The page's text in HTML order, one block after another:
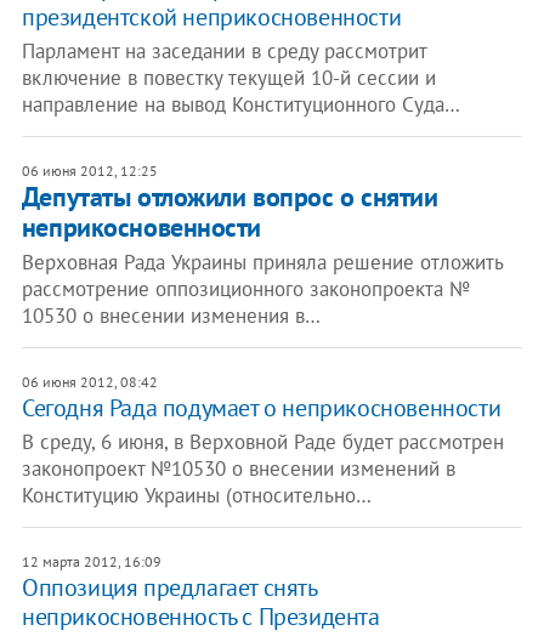
президентской неприкосновенности
Парламент на заседании в среду рассмотрит
включение в повестку текущей 10-й сессии и
направление на вывод Конституционного Суда…
06 июня 2012, 12:25
Депутаты отложили вопрос о снятии
неприкосновенности
Верховная Рада Украины приняла решение отложить
рассмотрение оппозиционного законопроекта №
10530 о внесении изменения в…
06 июня 2012, 08:42
Сегодня Рада подумает о неприкосновенности
В среду, 6 июня, в Верховной Раде будет рассмотрен
законопроект №10530 о внесении изменений в
Конституцию Украины (относительно…
12 марта 2012, 16:09
Оппозиция предлагает снять
неприкосновенность с Президента